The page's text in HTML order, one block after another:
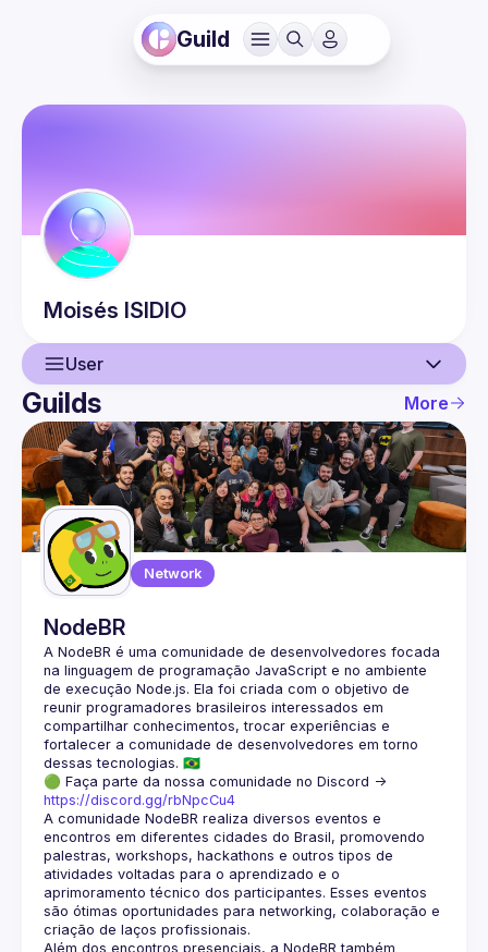
Guild
Moisés ISIDIO
User
User
Events
Guilds
Guilds More
Network
NodeBR
A NodeBR é uma comunidade de desenvolvedores focada
na linguagem de programação JavaScript e no ambiente
de execução Node.js. Ela foi criada com o objetivo de
reunir programadores brasileiros interessados em
compartilhar conhecimentos, trocar experiências e
fortalecer a comunidade de desenvolvedores em torno
🟢 Faça parte da nossa comunidade no Discord ->
https://discord.gg/rbNpcCu4
A comunidade NodeBR realiza diversos eventos e
encontros em diferentes cidades do Brasil, promovendo
palestras, workshops, hackathons e outros tipos de
atividades voltadas para o aprendizado e o
aprimoramento técnico dos participantes. Esses eventos
são ótimas oportunidades para networking, colaboração e
Além dos encontros presenciais, a NodeBR também